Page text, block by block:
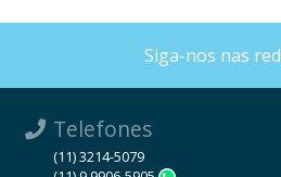
Siga-nos nas
Telefones
(11) 3214-5079